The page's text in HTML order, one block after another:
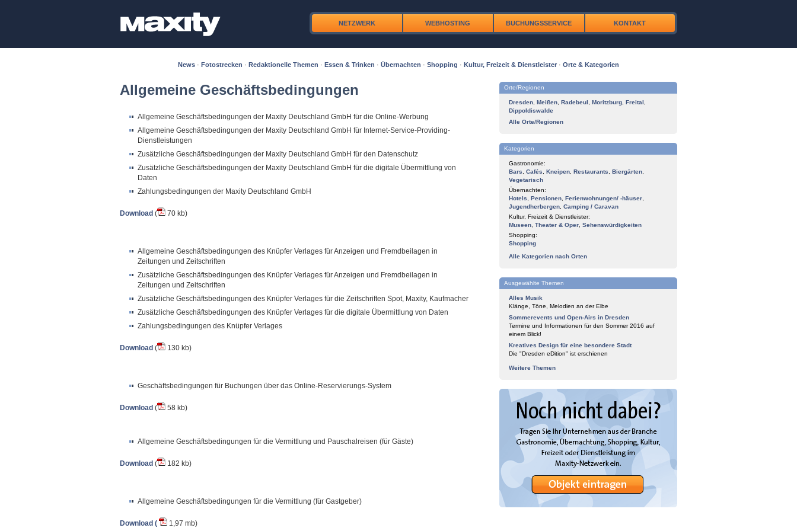
NETZWERK WEBHOSTING BUCHUNGSSERVICE KONTAKT
News · Fotostrecken · Redaktionelle Themen · Essen & Trinken · Übernachten · Shopping · Kultur, Freizeit & Dienstleister · Orte & Kategorien
Allgemeine Geschäftsbedingungen
Allgemeine Geschäftsbedingungen der Maxity Deutschland GmbH für die Online-Werbung
Allgemeine Geschäftsbedingungen der Maxity Deutschland GmbH für Internet-Service-Providing-
Dienstleistungen
Zusätzliche Geschäftsbedingungen der Maxity Deutschland GmbH für den Datenschutz
Zusätzliche Geschäftsbedingungen der Maxity Deutschland GmbH für die digitale Übermittlung von
Daten
Zahlungsbedingungen der Maxity Deutschland GmbH
Download ( 70 kb)
Allgemeine Geschäftsbedingungen des Knüpfer Verlages für Anzeigen und Fremdbeilagen in
Zeitungen und Zeitschriften
Zusätzliche Geschäftsbedingungen des Knüpfer Verlages für Anzeigen und Fremdbeilagen in
Zeitungen und Zeitschriften
Zusätzliche Geschäftsbedingungen des Knüpfer Verlages für die Zeitschriften Spot, Maxity, Kaufmacher
Zusätzliche Geschäftsbedingungen des Knüpfer Verlages für die digitale Übermittlung von Daten
Zahlungsbedingungen des Knüpfer Verlages
Download ( 130 kb)
Geschäftsbedingungen für Buchungen über das Online-Reservierungs-System
Download ( 58 kb)
Allgemeine Geschäftsbedingungen für die Vermittlung und Pauschalreisen (für Gäste)
Download ( 182 kb)
Allgemeine Geschäftsbedingungen für die Vermittlung (für Gastgeber)
Download ( 1,97 mb)
Orte/Regionen
Dresden Meißen Radebeul Moritzburg Freital
Dippoldiswalde
Alle Orte/Regionen
Kategorien
Gastronomie:
Bars
Cafés Kneipen Restaurants Biergärten
Vegetarisch
Übernachten:
Hotels
Pensionen Ferienwohnungen/ -häuser
Jugendherbergen Camping / Caravan
Kultur, Freizeit & Dienstleister:
Museen Theater & Oper Sehenswürdigkeiten
Shopping:
Shopping
Alle Kategorien nach Orten
Ausgewählte Themen
Alles Musik
Klänge, Töne, Melodien an der Elbe
Sommerevents und Open-Airs in Dresden
Termine und Informationen für den Sommer 2016 auf
einem Blick!
Kreatives Design für eine besondere Stadt
Die "Dresden eDition" ist erschienen
Weitere Themen